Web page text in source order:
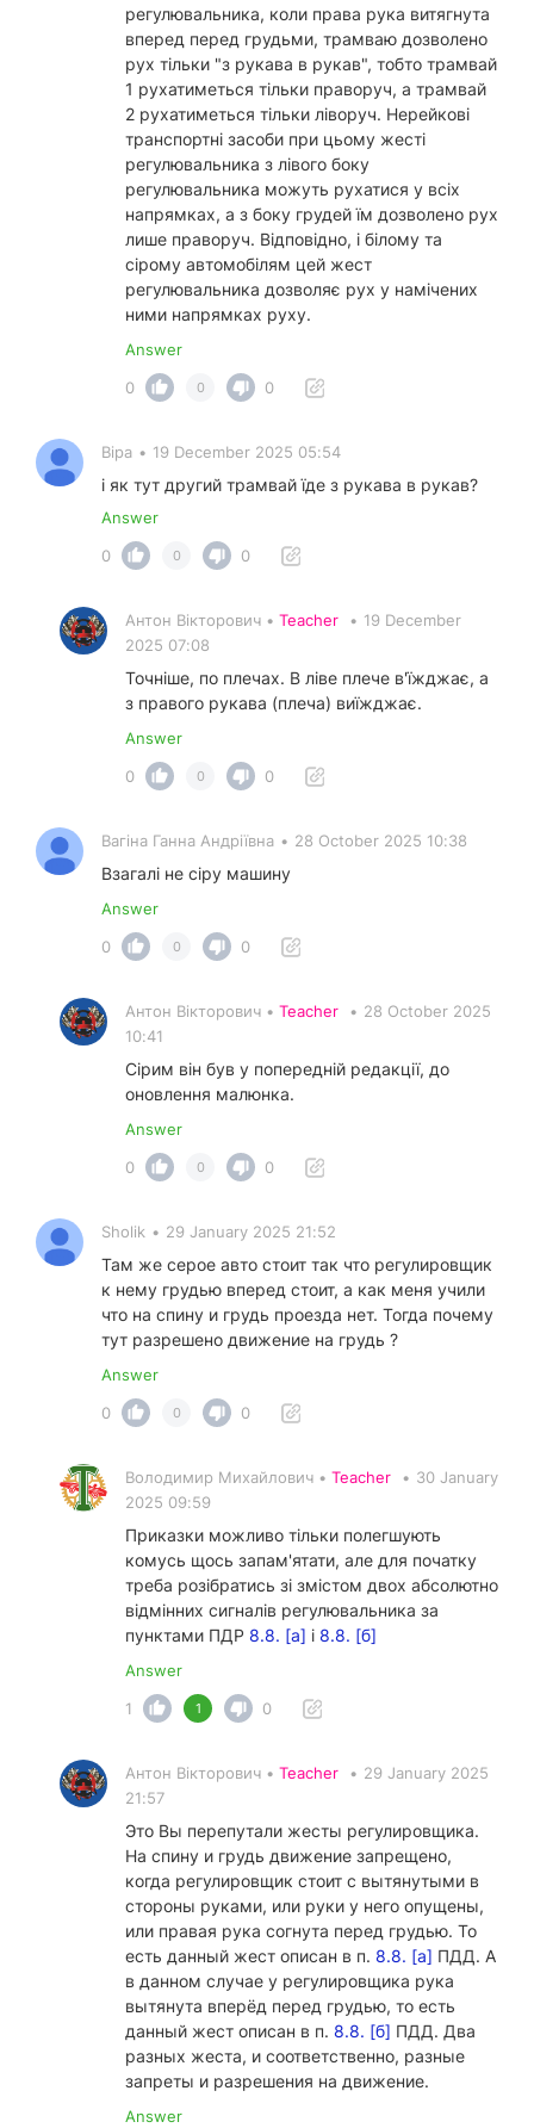
регулювальника, коли права рука витягнута
вперед перед грудьми, трамваю дозволено
рух тільки "з рукава в рукав", тобто трамвай
1 рухатиметься тільки праворуч, а трамвай
2 рухатиметься тільки ліворуч. Нерейкові
транспортні засоби при цьому жесті
регулювальника з лівого боку
регулювальника можуть рухатися у всіх
напрямках, а з боку грудей їм дозволено рух
лише праворуч. Відповідно, і білому та
сірому автомобілям цей жест
регулювальника дозволяє рух у намічених
ними напрямках руху.
Answer
0
0 0
Віра • 19 December 2025 05:54
і як тут другий трамвай їде з рукава в рукав?
Answer
0
0 0
Антон Вікторович • Teacher • 19 December
2025 07:08
Точніше, по плечах. В ліве плече в'їжджає, а
з правого рукава (плеча) виїжджає.
Answer
0
0 0
Вагіна Ганна Андріївна • 28 October 2025 10:38
Взагалі не сіру машину
Answer
0
0 0
Антон Вікторович • Teacher • 28 October 2025
10:41
Сірим він був у попередній редакції, до
оновлення малюнка.
Answer
0
0 0
Sholik • 29 January 2025 21:52
Там же серое авто стоит так что регулировщик
к нему грудью вперед стоит, а как меня учили
что на спину и грудь проезда нет. Тогда почему
тут разрешено движение на грудь ?
Answer
0
0 0
Володимир Михайлович • Teacher • 30 January
2025 09:59
Приказки можливо тільки полегшують
комусь щось запам'ятати, але для початку
треба розібратись зі змістом двох абсолютно
відмінних сигналів регулювальника за
пунктами ПДР 8.8. [а] і 8.8. [б]
Answer
1
1 0
Антон Вікторович • Teacher • 29 January 2025
21:57
Это Вы перепутали жесты регулировщика.
На спину и грудь движение запрещено,
когда регулировщик стоит с вытянутыми в
стороны руками, или руки у него опущены,
или правая рука согнута перед грудью. То
есть данный жест описан в п. 8.8. [а] ПДД. А
в данном случае у регулировщика рука
вытянута вперёд перед грудью, то есть
данный жест описан в п. 8.8. [б] ПДД. Два
разных жеста, и соответственно, разные
запреты и разрешения на движение.
Answer